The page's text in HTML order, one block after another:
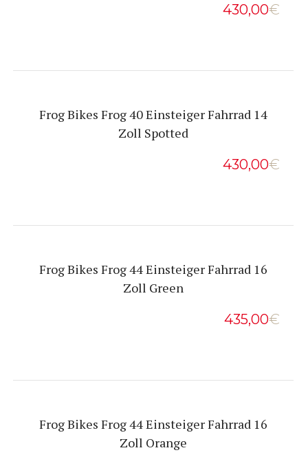
430,00€
Frog Bikes Frog 40 Einsteiger Fahrrad 14
Zoll Spotted
430,00€
Frog Bikes Frog 44 Einsteiger Fahrrad 16
Zoll Green
435,00€
Frog Bikes Frog 44 Einsteiger Fahrrad 16
Zoll Orange